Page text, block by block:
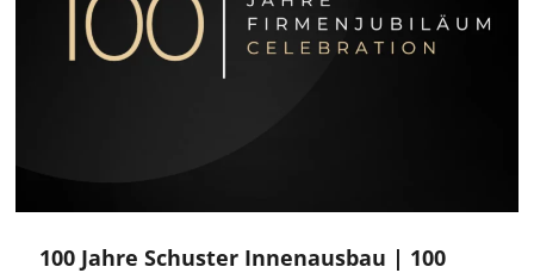
100 Jahre Schuster Innenausbau | 100